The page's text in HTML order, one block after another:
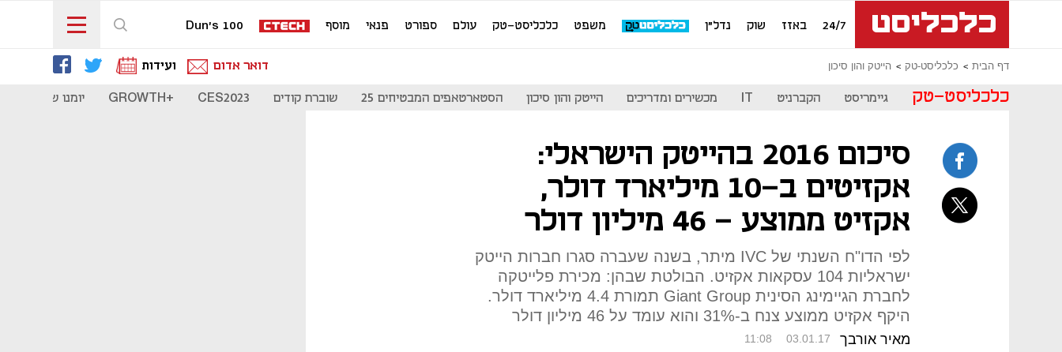
24/7 באזז שוק נדל"ן משפט כלכליסט-טק עולם ספורט פנאי מוסף Dun's 100
דף הבית כלכליסט-טק הייטק והון סיכון דואר אדום ועידות
כלכליסט-טק גיימריסט הקברניט IT מכשירים ומדריכים הייטק והון סיכון הסטארטאפים המבטיחים 25 שוברת קודים CES2023
+GROWTH יומנו של
סיכום 2016 בהייטק הישראלי:
אקזיטים ב-10 מיליארד דולר,
אקזיט ממוצע - 46 מיליון דולר
לפי הדו"ח השנתי של IVC מיתר, בשנה שעברה סגרו חברות הייטק
ישראליות 104 עסקאות אקזיט. הבולטת שבהן: מכירת פלייטקה
לחברת הגיימינג הסינית Giant Group תמורת 4.4 מיליארד דולר.
היקף אקזיט ממוצע צנח ב-31% והוא עומד על 46 מיליון דולר
מאיר אורבך 11:08 03.01.17